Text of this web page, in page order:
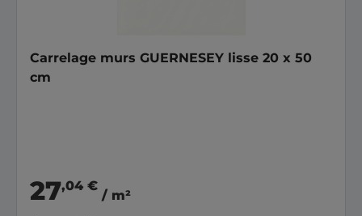
Carrelage murs GUERNESEY lisse 20 x 50
cm
27,04 €
/ m²